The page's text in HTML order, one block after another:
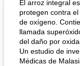
El arroz integral
protegen contra
de oxígeno.
llamada
del daño por
Un estudio de
Médicas de